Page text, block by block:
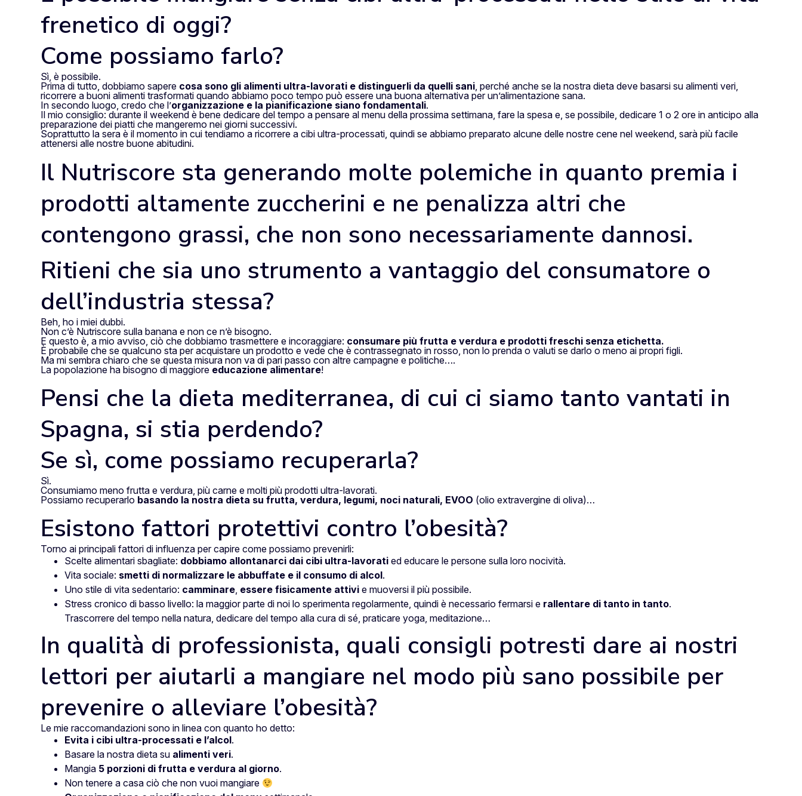
frenetico di oggi?
Come possiamo farlo?
Sì, è possibile.
Prima di tutto, dobbiamo sapere cosa sono gli alimenti ultra-lavorati e distinguerli da quelli sani, perché anche se la nostra dieta deve basarsi su alimenti veri,
ricorrere a buoni alimenti trasformati quando abbiamo poco tempo può essere una buona alternativa per un’alimentazione sana.
In secondo luogo, credo che l’organizzazione e la pianificazione siano fondamentali.
Il mio consiglio: durante il weekend è bene dedicare del tempo a pensare al menu della prossima settimana, fare la spesa e, se possibile, dedicare 1 o 2 ore in anticipo alla
preparazione dei piatti che mangeremo nei giorni successivi.
Soprattutto la sera è il momento in cui tendiamo a ricorrere a cibi ultra-processati, quindi se abbiamo preparato alcune delle nostre cene nel weekend, sarà più facile
attenersi alle nostre buone abitudini.
Il Nutriscore sta generando molte polemiche in quanto premia i
prodotti altamente zuccherini e ne penalizza altri che
contengono grassi, che non sono necessariamente dannosi.
Ritieni che sia uno strumento a vantaggio del consumatore o
dell’industria stessa?
Beh, ho i miei dubbi.
Non c’è Nutriscore sulla banana e non ce n’è bisogno.
E questo è, a mio avviso, ciò che dobbiamo trasmettere e incoraggiare: consumare più frutta e verdura e prodotti freschi senza etichetta.
È probabile che se qualcuno sta per acquistare un prodotto e vede che è contrassegnato in rosso, non lo prenda o valuti se darlo o meno ai propri figli.
Ma mi sembra chiaro che se questa misura non va di pari passo con altre campagne e politiche….
La popolazione ha bisogno di maggiore educazione alimentare!
Pensi che la dieta mediterranea, di cui ci siamo tanto vantati in
Spagna, si stia perdendo?
Se sì, come possiamo recuperarla?
Sì.
Consumiamo meno frutta e verdura, più carne e molti più prodotti ultra-lavorati.
Possiamo recuperarlo basando la nostra dieta su frutta, verdura, legumi, noci naturali, EVOO (olio extravergine di oliva)…
Esistono fattori protettivi contro l’obesità?
Torno ai principali fattori di influenza per capire come possiamo prevenirli:
Scelte alimentari sbagliate: dobbiamo allontanarci dai cibi ultra-lavorati ed educare le persone sulla loro nocività.
Vita sociale: smetti di normalizzare le abbuffate e il consumo di alcol.
Uno stile di vita sedentario: camminare, essere fisicamente attivi e muoversi il più possibile.
Stress cronico di basso livello: la maggior parte di noi lo sperimenta regolarmente, quindi è necessario fermarsi e rallentare di tanto in tanto.
Trascorrere del tempo nella natura, dedicare del tempo alla cura di sé, praticare yoga, meditazione…
In qualità di professionista, quali consigli potresti dare ai nostri
lettori per aiutarli a mangiare nel modo più sano possibile per
prevenire o alleviare l’obesità?
Le mie raccomandazioni sono in linea con quanto ho detto:
Evita i cibi ultra-processati e l’alcol.
Basare la nostra dieta su alimenti veri.
Mangia 5 porzioni di frutta e verdura al giorno.
Non tenere a casa ciò che non vuoi mangiare